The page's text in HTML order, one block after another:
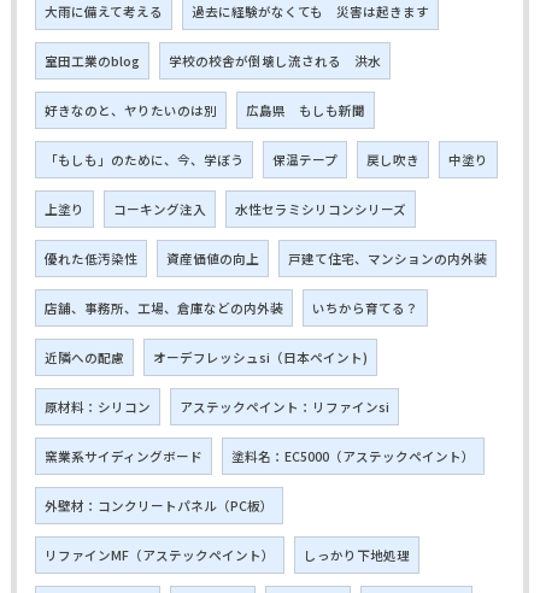
大雨に備えて考える 過去に経験がなくても 災害は起きます
室田工業のblog 学校の校舎が倒壊し流される 洪水
好きなのと、ヤりたいのは別 広島県 もしも新聞
「もしも」のために、今、学ぼう 保温テープ 戻し吹き 中塗り
上塗り コーキング注入 水性セラミシリコンシリーズ
優れた低汚染性 資産価値の向上 戸建て住宅、マンションの内外装
店舗、事務所、工場、倉庫などの内外装 いちから育てる？
近隣への配慮 オーデフレッシュsi（日本ペイント)
原材料：シリコン アステックペイント：リファインsi
窯業系サイディングボード 塗料名：EC5000（アステックペイント）
外壁材：コンクリートパネル（PC板）
リファインMF（アステックペイント） しっかり下地処理